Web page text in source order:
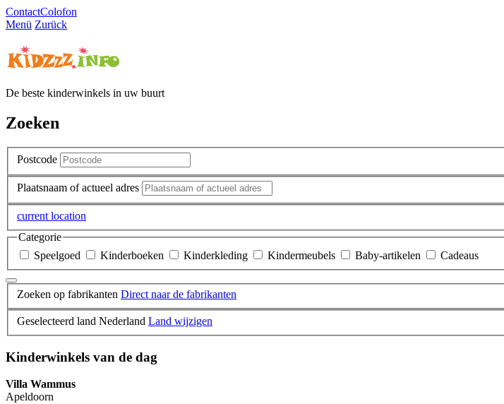
ContactColofon
Menü Zurück
De beste kinderwinkels in uw buurt
Zoeken
Postcode
Plaatsnaam of actueel adres
current location
Categorie
Speelgoed
Kinderboeken Kinderkleding Kindermeubels Baby-artikelen Cadeaus
Zoeken op fabrikanten Direct naar de fabrikanten
Geselecteerd land Nederland Land wijzigen
Kinderwinkels van de dag
Villa Wammus
Apeldoorn